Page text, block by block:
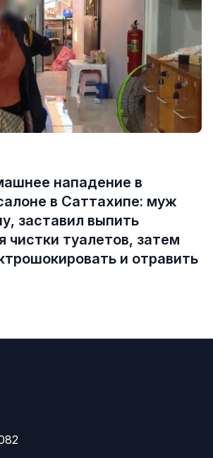
нападение в
в Саттахипе: муж
заставил выпить
чистки туалетов, затем
и отравить